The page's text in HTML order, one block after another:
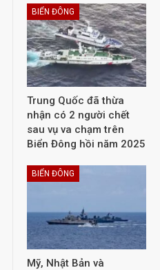
BIỂN ĐÔNG
Trung Quốc đã thừa
nhận có 2 người chết
sau vụ va chạm trên
Biển Đông hồi năm 2025
BIỂN ĐÔNG
Mỹ, Nhật Bản và